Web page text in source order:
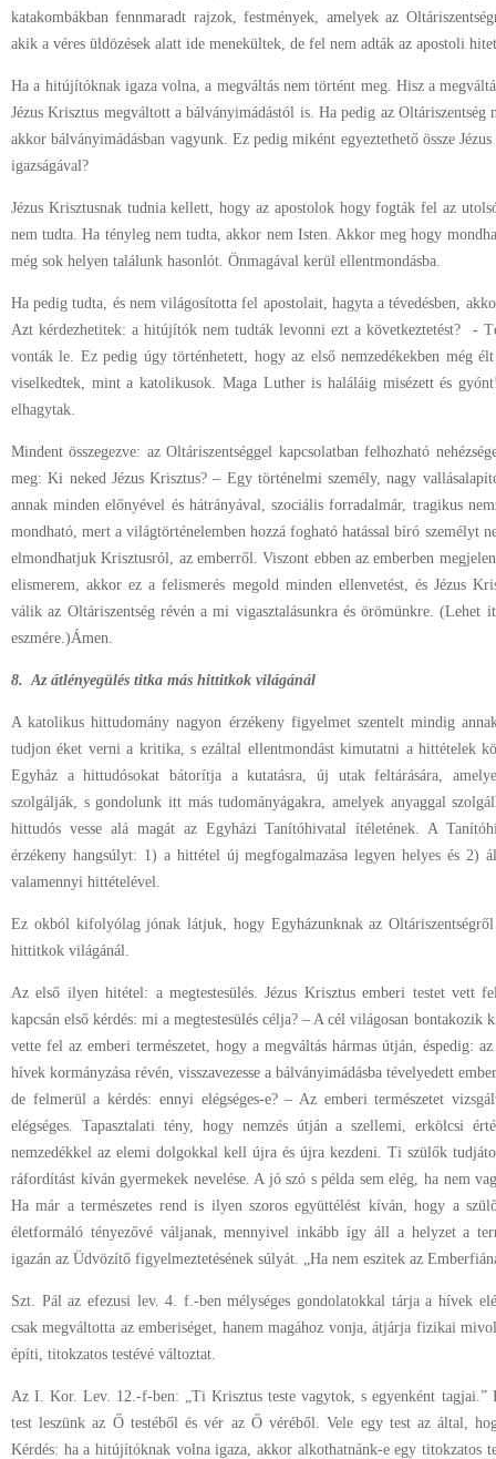
katakombákban fennmaradt rajzok, festmények, amelyek az
akik a véres üldözések alatt ide menekültek, de fel nem adták az apostoli
Ha a hitújítóknak igaza volna, a megváltás nem történt meg. Hisz a
Jézus Krisztus megváltott a bálványimádástól is. Ha pedig az Oltáriszentség
akkor bálványimádásban vagyunk. Ez pedig miként egyeztethető össze
igazságával?
Jézus Krisztusnak tudnia kellett, hogy az apostolok hogy fogták fel az
nem tudta. Ha tényleg nem tudta, akkor nem Isten. Akkor meg hogy
még sok helyen találunk hasonlót. Önmagával kerül ellentmondásba.
Ha pedig tudta, és nem világosította fel apostolait, hagyta a tévedésben,
Azt kérdezhetitek: a hitújítók nem tudták levonni ezt a következtetést? -
vonták le. Ez pedig úgy történhetett, hogy az első nemzedékekben még
viselkedtek, mint a katolikusok. Maga Luther is haláláig misézett és
elhagytak.
Mindent összegezve: az Oltáriszentséggel kapcsolatban felhozható
meg: Ki neked Jézus Krisztus? – Egy történelmi személy, nagy
annak minden előnyével és hátrányával, szociális forradalmár, tragikus
mondható, mert a világtörténelemben hozzá fogható hatással bíró személyt
elmondhatjuk Krisztusról, az emberről. Viszont ebben az emberben
elismerem, akkor ez a felismerés megold minden ellenvetést, és Jézus
válik az Oltáriszentség révén a mi vigasztalásunkra és örömünkre. (Lehet
eszmére.)Ámen.
8. Az átlényegülés titka más hittitkok világánál
A katolikus hittudomány nagyon érzékeny figyelmet szentelt mindig
tudjon éket verni a kritika, s ezáltal ellentmondást kimutatni a hittételek
Egyház a hittudósokat bátorítja a kutatásra, új utak feltárására,
szolgálják, s gondolunk itt más tudományágakra, amelyek anyaggal
hittudós vesse alá magát az Egyházi Tanítóhivatal ítéletének. A
érzékeny hangsúlyt: 1) a hittétel új megfogalmazása legyen helyes és 2)
valamennyi hittételével.
Ez okból kifolyólag jónak látjuk, hogy Egyházunknak az
hittitkok világánál.
Az első ilyen hitétel: a megtestesülés. Jézus Krisztus emberi testet vett
kapcsán első kérdés: mi a megtestesülés célja? – A cél világosan
vette fel az emberi természetet, hogy a megváltás hármas útján, éspedig: az
hívek kormányzása révén, visszavezesse a bálványimádásba tévelyedett
de felmerül a kérdés: ennyi elégséges-e? – Az emberi természetet
elégséges. Tapasztalati tény, hogy nemzés útján a szellemi, erkölcsi
nemzedékkel az elemi dolgokkal kell újra és újra kezdeni. Ti szülők
ráfordítást kíván gyermekek nevelése. A jó szó s példa sem elég, ha nem
Ha már a természetes rend is ilyen szoros együttélést kíván, hogy a
életformáló tényezővé váljanak, mennyivel inkább így áll a helyzet a
igazán az Üdvözítő figyelmeztetésének súlyát. „Ha nem eszitek az
Szt. Pál az efezusi lev. 4. f.-ben mélységes gondolatokkal tárja a hívek
csak megváltotta az emberiséget, hanem magához vonja, átjárja fizikai
építi, titokzatos testévé változtat.
Az I. Kor. Lev. 12.-f-ben: „Ti Krisztus teste vagytok, s egyenként
test leszünk az Ő testéből és vér az Ő véréből. Vele egy test az által,
Kérdés: ha a hitújítóknak volna igaza, akkor alkothatnánk-e egy titokzatos